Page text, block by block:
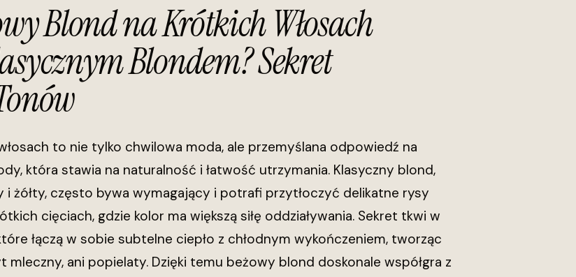
Blond na Krótkich Włosach
Blondem? Sekret
to nie tylko chwilowa moda, ale przemyślana odpowiedź na
która stawia na naturalność i łatwość utrzymania. Klasyczny blond,
i żółty, często bywa wymagający i potrafi przytłoczyć delikatne rysy
cięciach, gdzie kolor ma większą siłę oddziaływania. Sekret tkwi w
łączą w sobie subtelne ciepło z chłodnym wykończeniem, tworząc
ani popielaty. Dzięki temu beżowy blond doskonale współgra z